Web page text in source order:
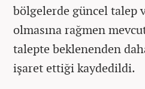
bölgelerde güncel talep
olmasına rağmen
talepte beklenenden
işaret ettiği kaydedildi.